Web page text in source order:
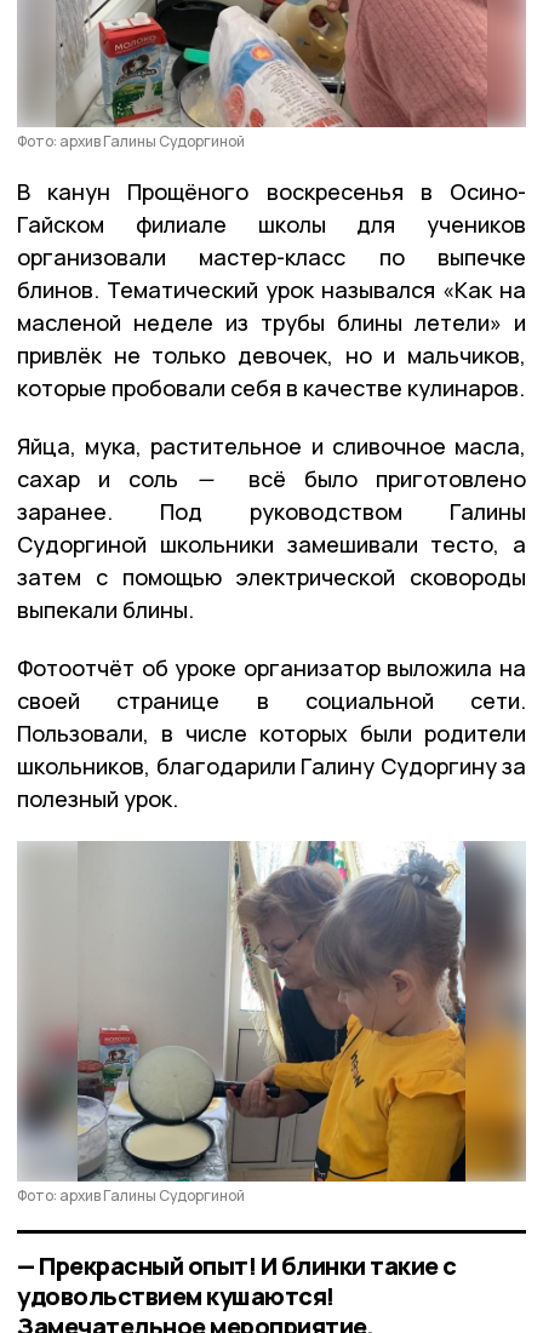
Фото: архив Галины Судоргиной
В канун Прощёного воскресенья в Осино-
Гайском филиале школы для учеников
организовали мастер-класс по выпечке
блинов. Тематический урок назывался «Как на
масленой неделе из трубы блины летели» и
привлёк не только девочек, но и мальчиков,
которые пробовали себя в качестве кулинаров.
Яйца, мука, растительное и сливочное масла,
сахар и соль
—
всё было приготовлено
заранее. Под руководством Галины
Судоргиной школьники замешивали тесто, а
затем с помощью электрической сковороды
выпекали блины.
Фотоотчёт об уроке организатор выложила на
своей странице в социальной сети.
Пользовали, в числе которых были родители
школьников, благодарили Галину Судоргину за
полезный урок.
Фото: архив Галины Судоргиной
— Прекрасный опыт! И блинки такие с
удовольствием кушаются!
Замечательное мероприятие,